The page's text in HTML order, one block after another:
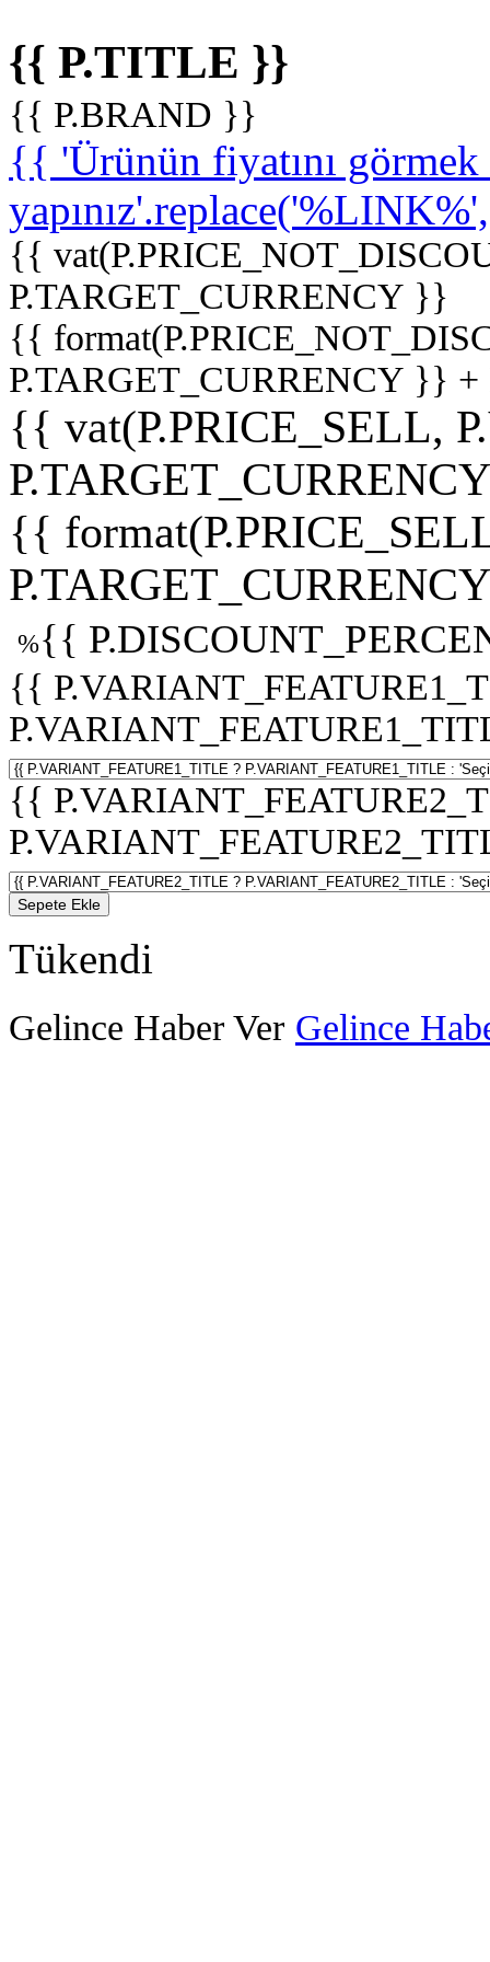
{{ P.TITLE }}
{{ P.BRAND }}
{{ 'Ürünün fiyatını
{{
P.TARGET_CURRENCY }}
{{
P.TARGET_CURRENCY }}
{{ vat(P.PRICE_SELL,
{{
%{{
{{
{{
Sepete Ekle
Tükendi
Gelince Haber Ver Gelince